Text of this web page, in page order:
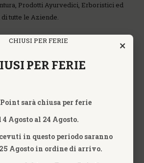
Prodotti Ayurvedici, Erboristici ed
tutte le Aziende.
×
PER FERIE
sarà chiusa per ferie
4 Agosto al 24 Agosto.
in questo periodo saranno
Agosto in ordine di arrivo.